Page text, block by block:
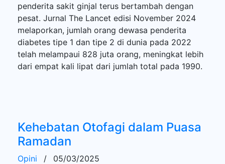
penderita sakit ginjal terus bertambah dengan
pesat. Jurnal The Lancet edisi November 2024
melaporkan, jumlah orang dewasa penderita
diabetes tipe 1 dan tipe 2 di dunia pada 2022
telah melampaui 828 juta orang, meningkat lebih
dari empat kali lipat dari jumlah total pada 1990.
Kehebatan Otofagi dalam Puasa
Ramadan
Opini /
05/03/2025